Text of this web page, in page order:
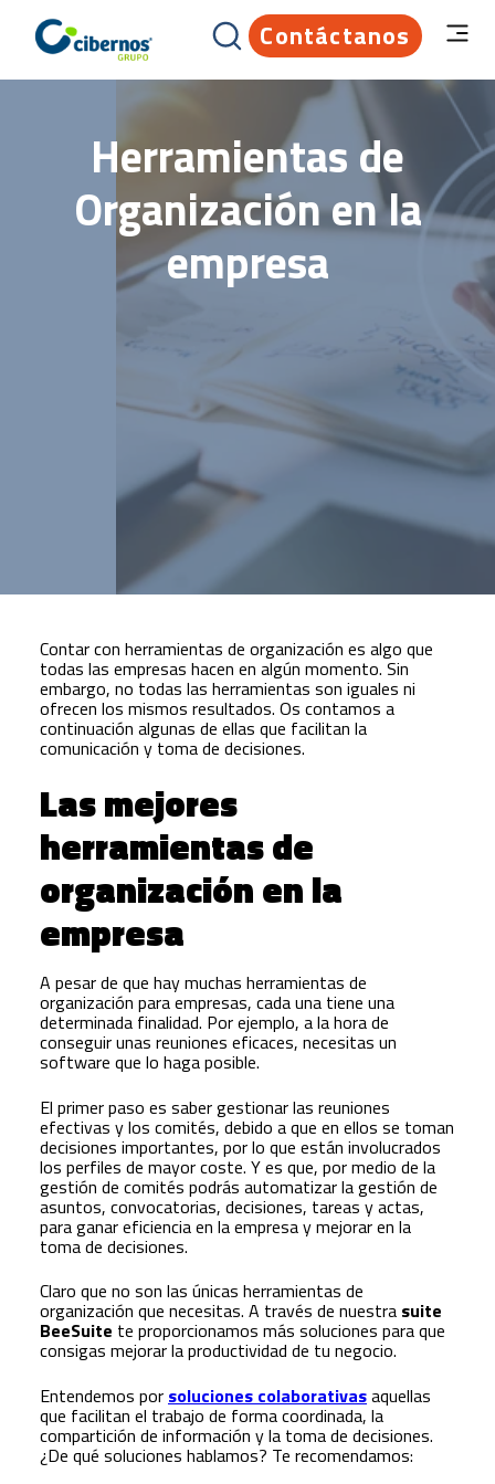
Contáctanos
Herramientas de
Organización en la
empresa
Contar con herramientas de organización es algo que
todas las empresas hacen en algún momento. Sin
embargo, no todas las herramientas son iguales ni
ofrecen los mismos resultados. Os contamos a
continuación algunas de ellas que facilitan la
comunicación y toma de decisiones.
Las mejores
herramientas de
organización en la
empresa
A pesar de que hay muchas herramientas de
organización para empresas, cada una tiene una
determinada finalidad. Por ejemplo, a la hora de
conseguir unas reuniones eficaces, necesitas un
software que lo haga posible.
El primer paso es saber gestionar las reuniones
efectivas y los comités, debido a que en ellos se toman
decisiones importantes, por lo que están involucrados
los perfiles de mayor coste. Y es que, por medio de la
gestión de comités podrás automatizar la gestión de
asuntos, convocatorias, decisiones, tareas y actas,
para ganar eficiencia en la empresa y mejorar en la
toma de decisiones.
Claro que no son las únicas herramientas de
organización que necesitas. A través de nuestra suite
BeeSuite te proporcionamos más soluciones para que
consigas mejorar la productividad de tu negocio.
Entendemos por soluciones colaborativasaquellas
que facilitan el trabajo de forma coordinada, la
compartición de información y la toma de decisiones.
¿De qué soluciones hablamos? Te recomendamos: